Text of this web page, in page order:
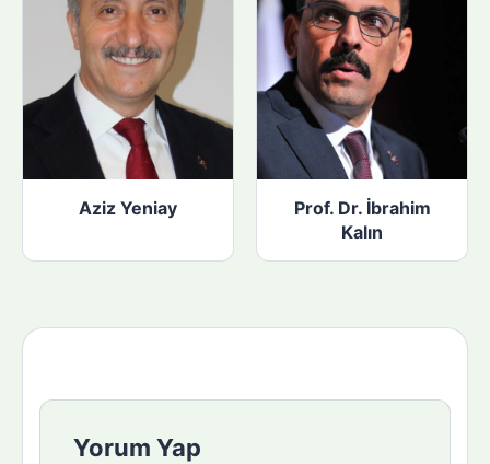
Aziz Yeniay
Prof. Dr. İbrahim
Kalın
Yorum Yap